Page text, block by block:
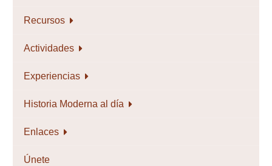
Recursos
Actividades
Experiencias
Historia Moderna al día
Enlaces
Únete